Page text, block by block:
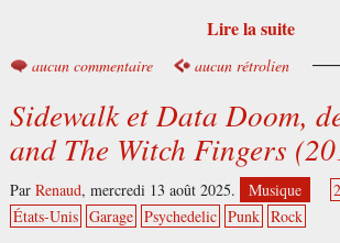
Lire la suite
aucun commentaire aucun rétrolien
Sidewalk et Data Doom,
and The Witch Fingers
Par Renaud, mercredi 13 août 2025. Musique
États-Unis Garage Psychedelic Punk Rock